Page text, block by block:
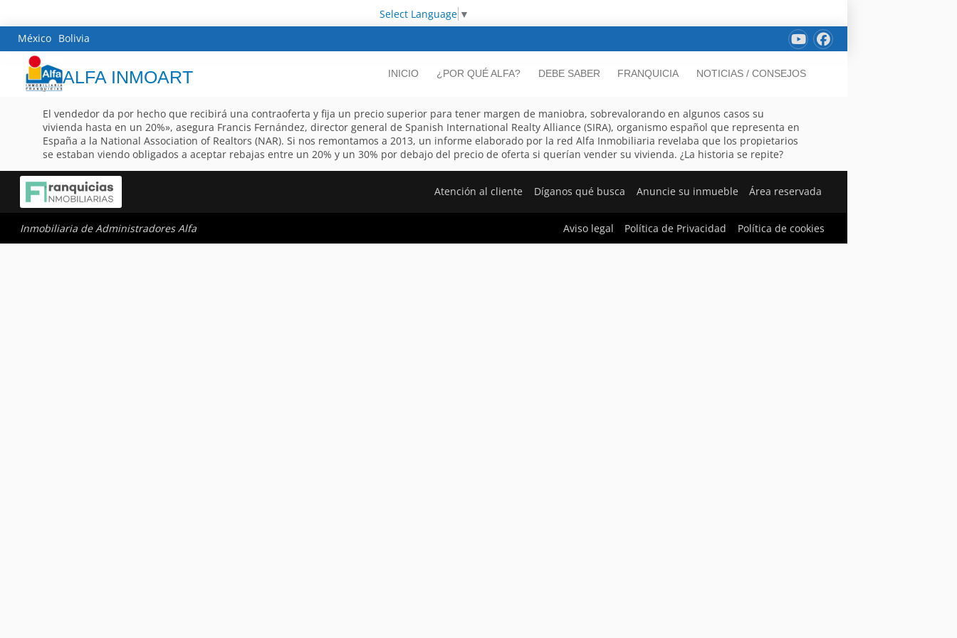
Select Language ▼
México Bolivia
ALFA INMOART INICIO ¿POR QUÉ ALFA? DEBE SABER FRANQUICIA NOTICIAS / CONSEJOS
El vendedor da por hecho que recibirá una contraoferta y fija un precio superior para tener margen de maniobra, sobrevalorando en algunos casos su
vivienda hasta en un 20%», asegura Francis Fernández, director general de Spanish International Realty Alliance (SIRA), organismo español que representa en
España a la National Association of Realtors (NAR). Si nos remontamos a 2013, un informe elaborado por la red Alfa Inmobiliaria revelaba que los propietarios
se estaban viendo obligados a aceptar rebajas entre un 20% y un 30% por debajo del precio de oferta si querían vender su vivienda. ¿La historia se repite?
Atención al cliente Díganos qué busca Anuncie su inmueble Área reservada
Inmobiliaria de Administradores Alfa Aviso legal Política de Privacidad Política de cookies